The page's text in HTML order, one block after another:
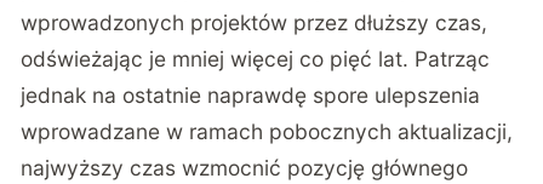
wprowadzonych projektów przez dłuższy czas,
odświeżając je mniej więcej co pięć lat. Patrząc
jednak na ostatnie naprawdę spore ulepszenia
wprowadzane w ramach pobocznych aktualizacji,
najwyższy czas wzmocnić pozycję głównego